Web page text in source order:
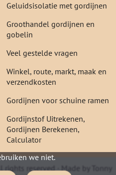
we niet.
Geluidsisolatie met gordijnen
Groothandel gordijnen en
gobelin
Veel gestelde vragen
Winkel, route, markt, maak en
verzendkosten
Gordijnen voor schuine ramen
Gordijnstof Uitrekenen,
Gordijnen Berekenen,
Calculator
rights reserved · Made by Tonny